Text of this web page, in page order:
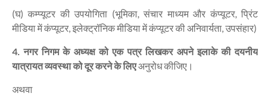
(घ) कम्प्यूटर की उपयोगिता (भूमिका, संचार माध्यम और कंप्यूटर, प्रिंट
मीडिया में कंप्यूटर, इलेक्ट्रॉनिक मीडिया में कंप्यूटर की अनिवार्यता, उपसंहार)
4. नगर निगम के अध्यक्ष को एक पत्र लिखकर अपने इलाके की दयनीय
यात्रायत व्यवस्था को दूर करने के लिएअनुरोध कीजिए।
अथवा